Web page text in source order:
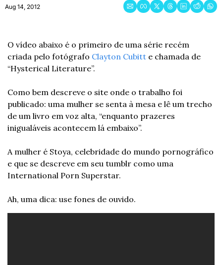
Aug 14, 2012
O vídeo abaixo é o primeiro de uma série recém
criada pelo fotógrafo Clayton Cubitt e chamada de
“Hysterical Literature”.
Como bem descreve o site onde o trabalho foi
publicado: uma mulher se senta à mesa e lê um trecho
de um livro em voz alta, “enquanto prazeres
inigualáveis acontecem lá embaixo”.
A mulher é Stoya, celebridade do mundo pornográfico
e que se descreve em seu tumblr como uma
International Porn Superstar.
Ah, uma dica: use fones de ouvido.